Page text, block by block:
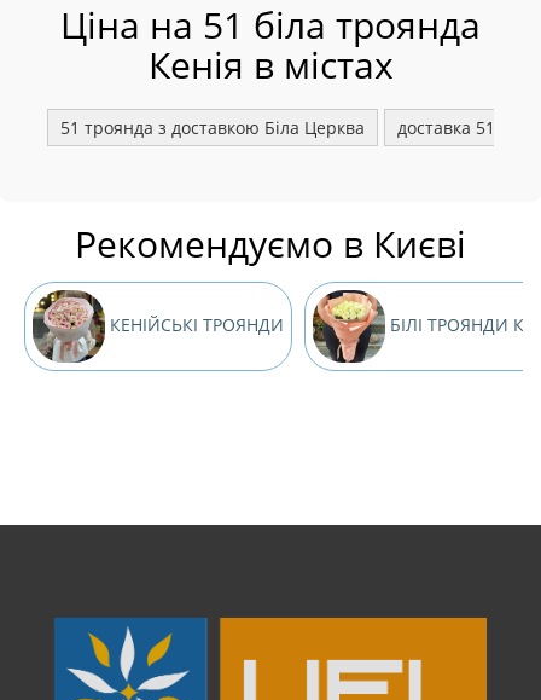
Ціна на 51 біла троянда
Кенія в містах
51 троянда з доставкою Біла Церква доставка 51
Рекомендуємо в Києві
КЕНІЙСЬКІ ТРОЯНДИ БІЛІ ТРОЯНДИ